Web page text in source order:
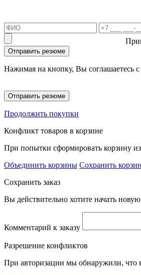
Отправить резюме
Нажимая на кнопку, Вы соглашаетесь
Отправить резюме
Продолжить покупки
Конфликт товаров в корзине
При попытки сформировать корзину
Объединить корзины Сохранить
Сохранить заказ
Вы действительно хотите начать
Комментарий к заказу
Разрешение конфликтов
При авторизации мы обнаружили, что